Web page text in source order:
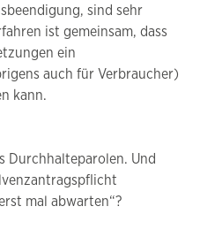
sind sehr
ist gemeinsam, dass
ein
auch für Verbraucher)
kann.
Durchhalteparolen. Und
mal abwarten“?